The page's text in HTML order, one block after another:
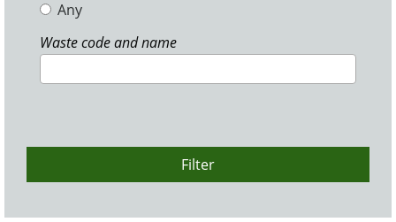
Any
Waste code and name
Filter